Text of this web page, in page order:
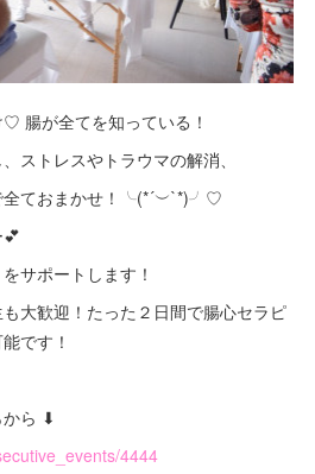
腸が全てを知っている！
ストレスやトラウマの解消、
全ておまかせ！╰(*´︶`*)╯♡
サポートします！
大歓迎！たった２日間で腸心セラピ
能です！
から ⬇
4444